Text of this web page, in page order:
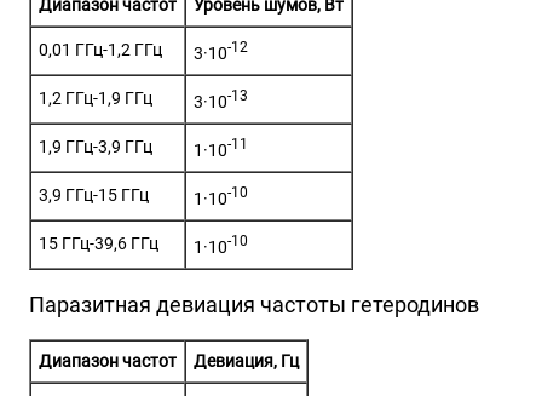
Диапазон частот Уровень шумов, Вт
0,01 ГГц-1,2 ГГц 3·10-12
1,2 ГГц-1,9 ГГц 3·10-13
1,9 ГГц-3,9 ГГц 1·10-11
3,9 ГГц-15 ГГц 1·10-10
15 ГГц-39,6 ГГц 1·10-10
Паразитная девиация частоты гетеродинов
Диапазон частот Девиация, Гц